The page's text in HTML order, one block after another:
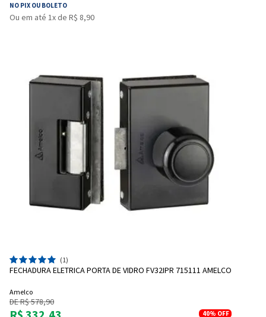
NO PIX OU BOLETO
Ou em até 1x de R$ 8,90
(1)
FECHADURA ELETRICA PORTA DE VIDRO FV32IPR 715111 AMELCO
Amelco
DE R$ 578,90
40% OFF